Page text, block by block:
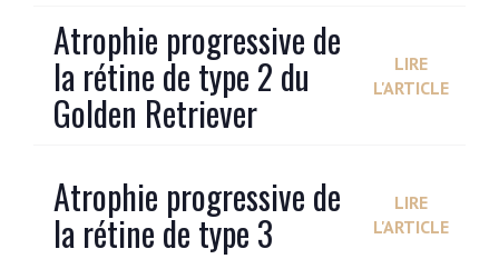
Atrophie progressive de
la rétine de type 2 du
Golden Retriever
LIRE
L'ARTICLE
Atrophie progressive de
la rétine de type 3
LIRE
L'ARTICLE